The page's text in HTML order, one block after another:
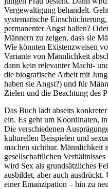
Vergewaltigung behandelt.
systematische
permanenter Angst halten?
Männern zu zeigen, dass sie
Wie könnten Existenzweisen
Variante von Männlichkeit
dann kein relevanter Macht-
die biografische Arbeit mit
haben sie Angst?) und für
Zielen und die Beachtung des
Das Buch lädt abseits
ein. Es geht um Koordinaten,
Die verschiedenen
kulturellen Beispielen und
machen sichtbar. Männlichkeit
gesellschaftlichen
wird Sex als grundsätzliches
ausbildet, aber auch
einer Emanzipation – hin zu